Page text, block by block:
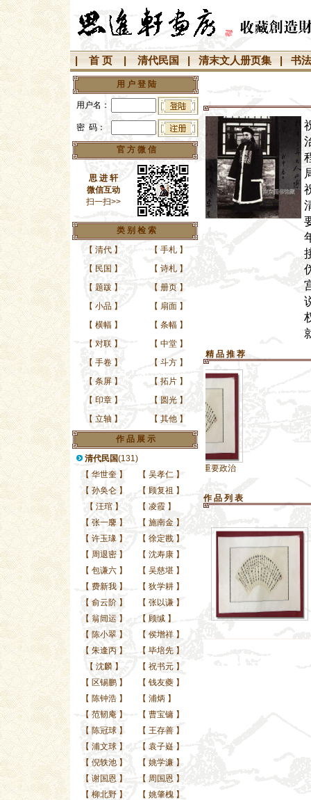
首 页 清代民国 清末文人册页集 书
用 户 登 陆
用户名：
密 码：
官 方 微 信
思 进 轩
微信互动
扫一扫>>
类 别 检 索
【 清代 】 【 手札 】
【 民国 】 【 诗札 】
【 题跋 】 【 册页 】
【 小品 】 【 扇面 】
【 横幅 】 【 条幅 】
【 对联 】 【 中堂 】
【 手卷 】 【 斗方 】
【 条屏 】 【 拓片 】
【 印章 】 【 圆光 】
【 立轴 】 【 其他 】
作 品 展 示
清代民国(131)
【 华世奎 】 【 吴孝仁 】
【 孙奂仑 】 【 顾复祖 】
【 汪琯 】 【 凌霞 】
【 张一麐 】 【 施南金 】
【 许玉瑑 】 【 徐定戡 】
【 周退密 】 【 沈寿康 】
【 包谦六 】 【 吴慈堪 】
【 费新我 】 【 狄学耕 】
【 俞云阶 】 【 张以谦 】
【 翁闿运 】 【 顾缄 】
【 陈小翠 】 【 侯增祥 】
【 朱逢丙 】 【 毕培先 】
【 沈麟 】 【 祝书元 】
【 区锡鹏 】 【 钱友夔 】
【 陈钟浩 】 【 浦炳 】
【 范韧庵 】 【 曹宝镛 】
【 陈冠球 】 【 王存善 】
【 浦文球 】 【 袁子嶷 】
【 倪轶池 】 【 姚学濂 】
【 谢国恩 】 【 周国恩 】
【 柳北野 】 【 姚肇槐 】
精 品 推 荐
清末民国时期重要政治
作 品 列 表